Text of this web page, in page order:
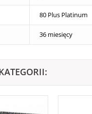
80 Plus Platinum
36 miesięcy